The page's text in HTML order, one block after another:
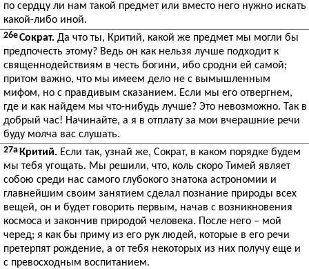
по сердцу ли нам такой предмет или вместо него нужно искать
какой-либо иной.
26eСократ. Да что ты, Критий, какой же предмет мы могли бы
предпочесть этому? Ведь он как нельзя лучше подходит к
священнодействиям в честь богини, ибо сродни ей самой;
притом важно, что мы имеем дело не с вымышленным
мифом, но с правдивым сказанием. Если мы его отвергнем,
где и как найдем мы что-нибудь лучше? Это невозможно. Так в
добрый час! Начинайте, а я в отплату за мои вчерашние речи
буду молча вас слушать.
27a Критий. Если так, узнай же, Сократ, в каком порядке будем
мы тебя угощать. Мы решили, что, коль скоро Тимей являет
собою среди нас самого глубокого знатока астрономии и
главнейшим своим занятием сделал познание природы всех
вещей, он и будет говорить первым, начав с возникновения
космоса и закончив природой человека. После него – мой
черед; я как бы приму из его рук людей, которые в его речи
претерпят рождение, а от тебя некоторых из них получу еще и
с превосходным воспитанием.